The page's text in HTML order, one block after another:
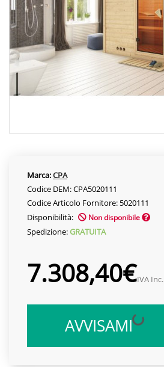
Marca:CPA
Codice DEM: CPA5020111
Codice Articolo Fornitore: 5020111
Disponibilità:
Non disponibile
Spedizione:GRATUITA
7.308,40€IVA Inc.
AVVISAMI